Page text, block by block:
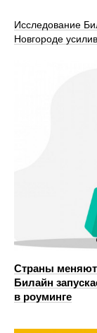
Исследование
Новгороде
Страны
Билайн
в роуминге